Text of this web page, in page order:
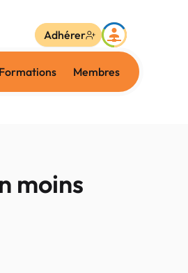
Formations Membres
Adhérer
moins